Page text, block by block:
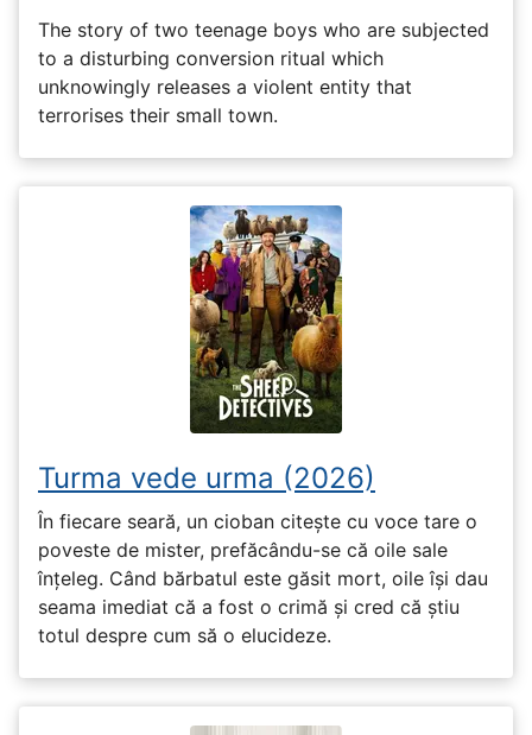
The story of two teenage boys who are subjected
to a disturbing conversion ritual which
unknowingly releases a violent entity that
terrorises their small town.
Turma vede urma (2026)
În fiecare seară, un cioban citește cu voce tare o
poveste de mister, prefăcându-se că oile sale
înțeleg. Când bărbatul este găsit mort, oile își dau
seama imediat că a fost o crimă și cred că știu
totul despre cum să o elucideze.